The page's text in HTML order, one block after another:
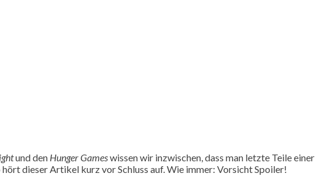
und den Hunger Gameswissen wir inzwischen, dass man letzte Teile einer
dieser Artikel kurz vor Schluss auf. Wie immer: Vorsicht Spoiler!